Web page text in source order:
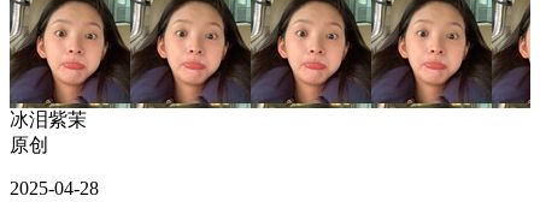
冰泪紫茉
原创
2025-04-28